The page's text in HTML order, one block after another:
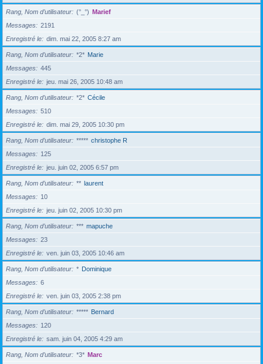
Rang, Nom d’utilisateur (°_°) Marief
Messages
2191
Enregistré le
dim. mai 22, 2005 8:27 am
Rang, Nom d’utilisateur *2* Marie
Messages
445
Enregistré le
jeu. mai 26, 2005 10:48 am
Rang, Nom d’utilisateur *2* Cécile
Messages
510
Enregistré le
dim. mai 29, 2005 10:30 pm
Rang, Nom d’utilisateur ***** christophe R
Messages
125
Enregistré le
jeu. juin 02, 2005 6:57 pm
Rang, Nom d’utilisateur ** laurent
Messages
10
Enregistré le
jeu. juin 02, 2005 10:30 pm
Rang, Nom d’utilisateur *** mapuche
Messages
23
Enregistré le
ven. juin 03, 2005 10:46 am
Rang, Nom d’utilisateur * Dominique
Messages
6
Enregistré le
ven. juin 03, 2005 2:38 pm
Rang, Nom d’utilisateur ***** Bernard
Messages
120
Enregistré le
sam. juin 04, 2005 4:29 am
Rang, Nom d’utilisateur *3* Marc